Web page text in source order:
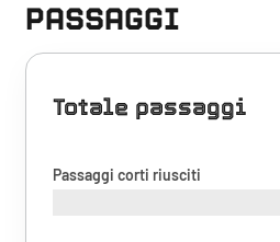
PASSAGGI
Totale passaggi
Passaggi corti riusciti